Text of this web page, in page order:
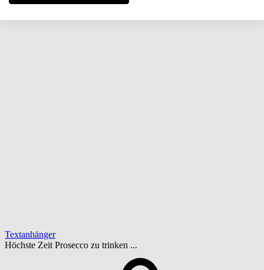
Textanhänger
Höchste Zeit Prosecco zu trinken ...